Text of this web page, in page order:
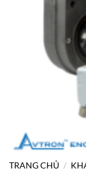
TRANG CHỦ /